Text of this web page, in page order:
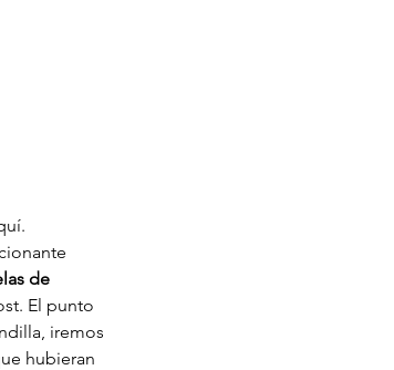
de
El punto
iremos
hubieran